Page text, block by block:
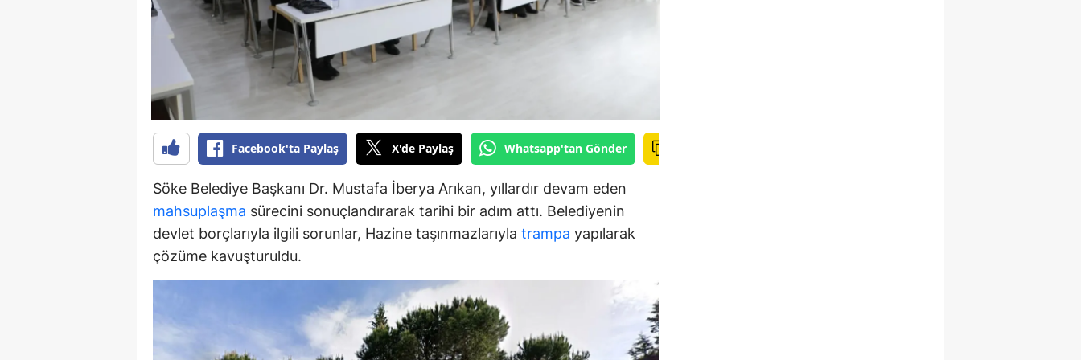
Karabük
Osmaniye
Düzce
Facebook'ta Paylaş X'de Paylaş Whatsapp'tan Gönder
Söke Belediye Başkanı Dr. Mustafa İberya Arıkan, yıllardır devam eden
mahsuplaşma sürecini sonuçlandırarak tarihi bir adım attı. Belediyenin
devlet borçlarıyla ilgili sorunlar, Hazine taşınmazlarıyla trampa yapılarak
çözüme kavuşturuldu.